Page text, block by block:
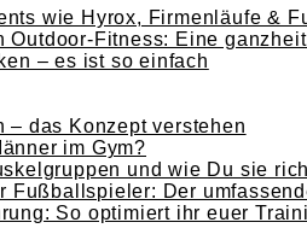
wie Hyrox, Firmenläufe &
Outdoor-Fitness: Eine
– es ist so einfach
– das Konzept verstehen
im Gym?
und wie Du sie
Fußballspieler: Der
So optimiert ihr euer